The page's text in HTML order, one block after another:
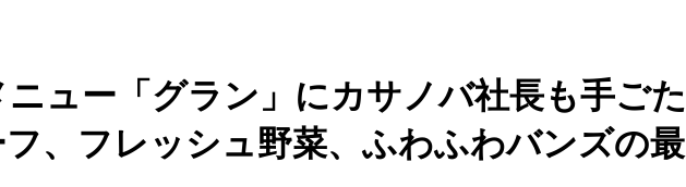
ュー「グラン」にカサノバ社長も手ごた
、フレッシュ野菜、ふわふわバンズの最